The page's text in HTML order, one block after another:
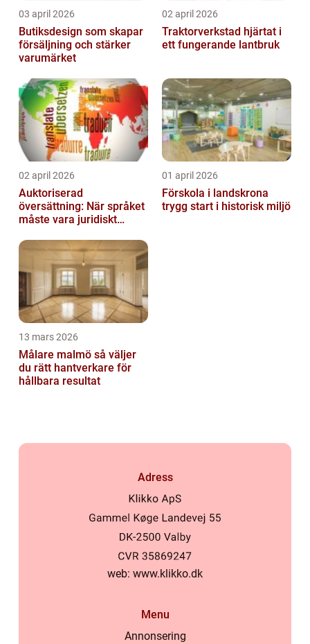
03 april 2026
Butiksdesign som skapar
försäljning och stärker
varumärket
02 april 2026
Traktorverkstad hjärtat i
ett fungerande lantbruk
02 april 2026
Auktoriserad
översättning: När språket
måste vara juridiskt
01 april 2026
Förskola i landskrona
trygg start i historisk miljö
13 mars 2026
Målare malmö så väljer
du rätt hantverkare för
hållbara resultat
Adress
web: www.klikko.dk
Menu
Annonsering